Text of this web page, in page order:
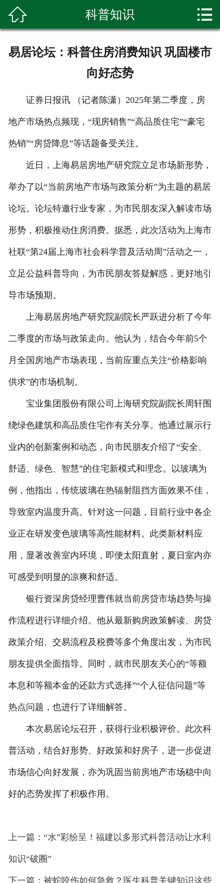
科普知识
客户留言
联系我们
 科普知识 
易居论坛：科普住房消费知识 巩固楼市
向好态势
证券日报讯 （记者陈潇）2025年第二季度，房
地产市场热点频现，“现房销售”“高品质住宅”“豪宅
热销”“房贷降息”等话题备受关注。
近日，上海易居房地产研究院立足市场新形势，
举办了以“当前房地产市场与政策分析”为主题的易居
论坛。论坛特邀行业专家，为市民朋友深入解读市场
形势，积极推动住房消费。据悉，此次活动为上海市
社联“第24届上海市社会科学普及活动周”活动之一，
立足公益科普导向，为市民朋友答疑解惑，更好地引
导市场预期。
上海易居房地产研究院副院长严跃进分析了今年
二季度的市场与政策走向。他认为，结合今年前5个
月全国房地产市场表现，当前应重点关注“价格影响
供求”的市场机制。
宝业集团股份有限公司上海研究院副院长周轩围
绕绿色建筑和高品质住宅作有关分享。他通过展示行
业内的创新案例和动态，向市民朋友介绍了“安全、
舒适、绿色、智慧”的住宅新模式和理念。以玻璃为
例，他指出，传统玻璃在热辐射阻挡方面效果不佳，
导致室内温度升高。针对这一问题，目前行业中各企
业正在研发变色玻璃等高性能材料。此类新材料应
用，显著改善室内环境，即便太阳直射，夏日室内亦
可感受到明显的凉爽和舒适。
银行资深房贷经理曹伟就当前房贷市场趋势与操
作流程进行详细介绍。他从最新购房政策解读、房贷
政策介绍、交易流程及税费等多个角度出发，为市民
朋友提供全面指导。同时，就市民朋友关心的“等额
本息和等额本金的还款方式选择”“个人征信问题”等
热点问题，也进行了详细解答。
本次易居论坛召开，获得行业积极评价。此次科
普活动，结合好形势、好政策和好房子，进一步促进
市场信心向好发展，亦为巩固当前房地产市场稳中向
好的态势发挥了积极作用。
上一篇：“水”彩纷呈！福建以多形式科普活动让水利
知识“破圈”
下一篇：被蛇咬伤如何急救？医生科普关键知识这些